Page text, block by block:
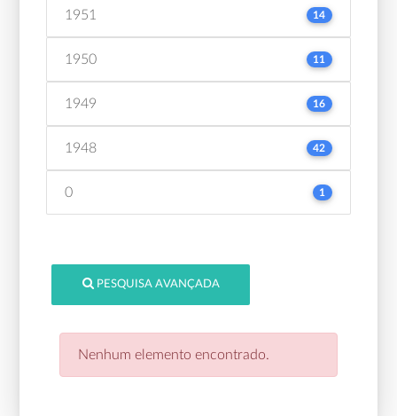
1951 14
1950 11
1949 16
1948 42
0 1
PESQUISA AVANÇADA
Nenhum elemento encontrado.